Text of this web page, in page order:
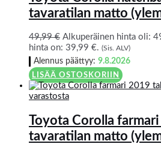
tavaratilan matto
49,99€ Alkuperäinen hinta oli:
hinta on: 39,99 €. (Sis. ALV)
Alennus päättyy: 9.8.2026
LISÄÄ OSTOSKORIIN
varastosta
Toyota Corolla
tavaratilan matto